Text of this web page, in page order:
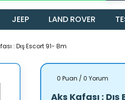
JEEP LAND ROVER
: Dış Escort 91- Bm
0 Puan / 0 Yorum
Aks Kafası :